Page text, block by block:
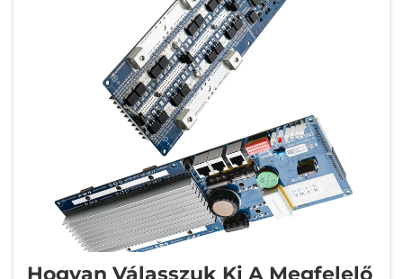
Hogyan Válasszuk Ki A Megfelelő